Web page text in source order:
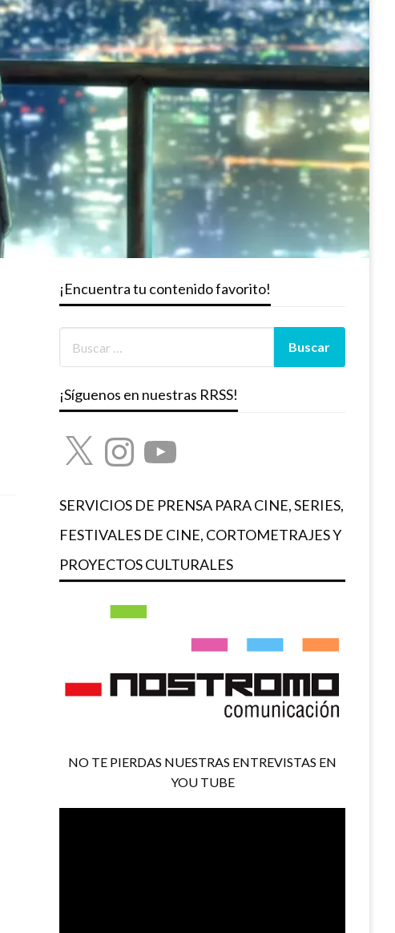
¡Encuentra tu contenido favorito!
¡Síguenos en nuestras RRSS!
X InstagramYouTube
SERVICIOS DE PRENSA PARA CINE, SERIES,
FESTIVALES DE CINE, CORTOMETRAJES Y
PROYECTOS CULTURALES
NO TE PIERDAS NUESTRAS ENTREVISTAS EN
YOU TUBE